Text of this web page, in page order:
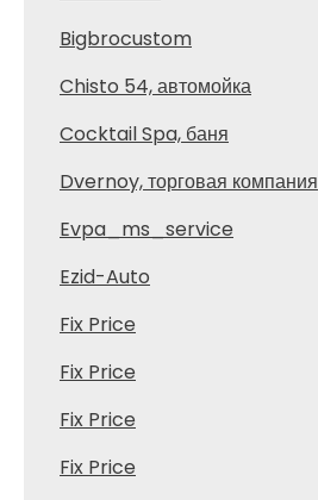
Bigbrocustom
Chisto 54, автомойка
Cocktail Spa, баня
Dvernoy, торговая компания
Evpa_ms_service
Ezid-Auto
Fix Price
Fix Price
Fix Price
Fix Price